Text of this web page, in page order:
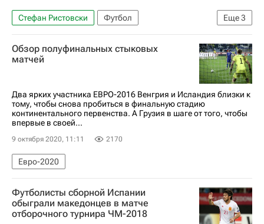
Еще3
Стефан Ристовски
Футбол
Спартак Москва
Динамо Москва
Спортинг (Лиссабон)
Обзор полуфинальных стыковых
матчей
Два ярких участника ЕВРО-2016 Венгрия и Исландия близки к
тому, чтобы снова пробиться в финальную стадию
континентального первенства. А Грузия в шаге от того, чтобы
впервые в своей...
9 октября 2020, 11:11 2170
Евро-2020
Футболисты сборной Испании
обыграли македонцев в матче
отборочного турнира ЧМ-2018